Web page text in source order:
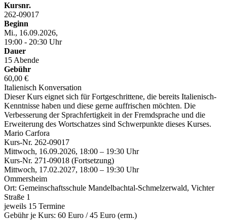
Kursnr.
262-09017
Beginn
Mi., 16.09.2026,
19:00 - 20:30 Uhr
Dauer
15 Abende
Gebühr
60,00 €
Italienisch Konversation
Dieser Kurs eignet sich für Fortgeschrittene, die bereits Italienisch-
Kenntnisse haben und diese gerne auffrischen möchten. Die
Verbesserung der Sprachfertigkeit in der Fremdsprache und die
Erweiterung des Wortschatzes sind Schwerpunkte dieses Kurses.
Mario Carfora
Kurs-Nr. 262-09017
Mittwoch, 16.09.2026, 18:00 – 19:30 Uhr
Kurs-Nr. 271-09018 (Fortsetzung)
Mittwoch, 17.02.2027, 18:00 – 19:30 Uhr
Ommersheim
Ort: Gemeinschaftsschule Mandelbachtal-Schmelzerwald, Vichter
Straße 1
jeweils 15 Termine
Gebühr je Kurs: 60 Euro / 45 Euro (erm.)